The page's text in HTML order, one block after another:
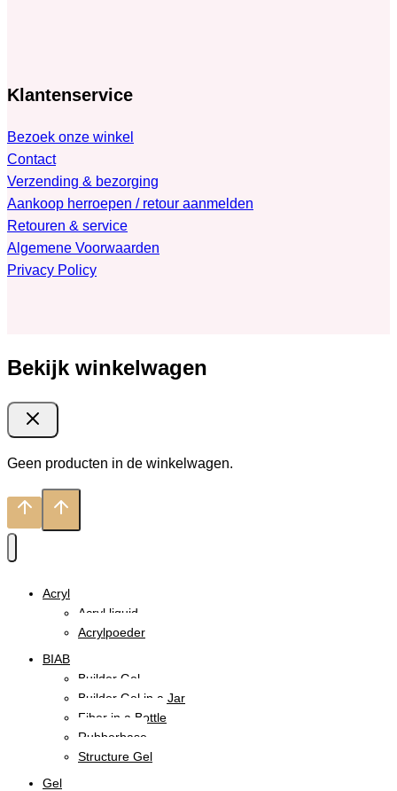
Klantenservice
Bezoek onze winkel
Contact
Verzending & bezorging
Aankoop herroepen / retour aanmelden
Retouren & service
Algemene Voorwaarden
Privacy Policy
Bekijk winkelwagen
Geen producten in de winkelwagen.
Acryl
Acryl liquid
Acrylpoeder
BIAB
Builder Gel
Builder Gel in a Jar
Fiber in a Bottle
Rubberbase
Structure Gel
Gel